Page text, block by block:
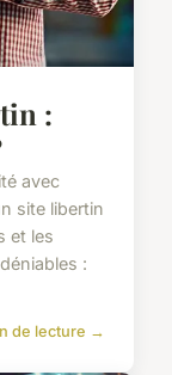
:
avec
site libertin
et les
:
de lecture →